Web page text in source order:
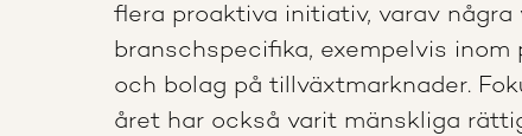
flera proaktiva initiativ, varav några
branschspecifika, exempelvis inom
och bolag på tillväxtmarknader.
året har också varit mänskliga